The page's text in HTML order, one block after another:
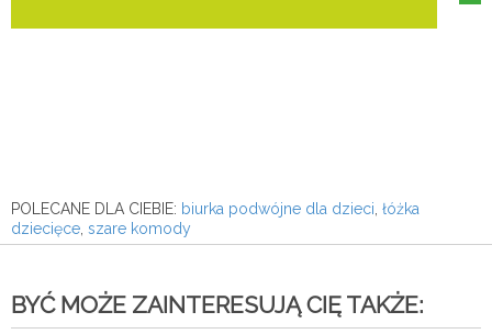
POLECANE DLA CIEBIE: biurka podwójne dla dzieci łóżka
dziecięce szare komody
BYĆ MOŻE ZAINTERESUJĄ CIĘ TAKŻE: